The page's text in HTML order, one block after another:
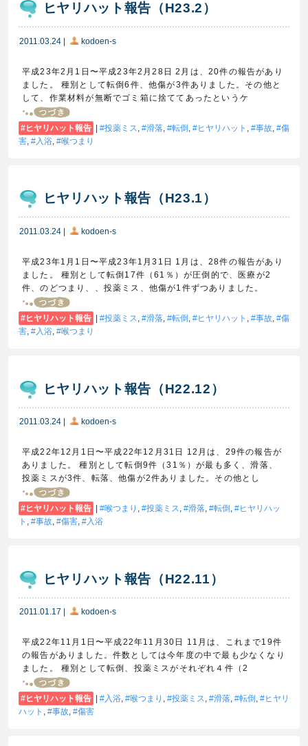
ヒヤリハット報告（H23.2）
2011.03.24 | kodoen-s
平成23年2月1日〜平成23年2月28日 2月は、20件の報告があり
ました。 種別として転倒6件、他傷が3件ありました。その他と
して、作業材料が無断でゴミ箱に捨ててあったというケ
ヒヤリハット報告 | 投薬ミス, 滑落, 転倒, ヒヤリハット , 事故,
傷
害, 入浴, 喉つまり
ヒヤリハット報告（H23.1）
2011.03.24 kodoen-s
平成23年1月1日〜平成23年1月31日 1月は、28件の報告があり
ました。 種別として転倒17件（61％）が圧倒的で、医療が2
件、のどつまり、、投薬ミス、他傷が1件ずつありました。
ヒヤリハット報告 投薬ミス, 滑落, 転倒 , ヒヤリハット , 事故,
傷
害, 入浴, 喉つまり
ヒヤリハット報告（H22.12）
2011.03.24 kodoen-s
平成22年12月1日〜平成22年12月31日 12月は、29件の報告が
ありました。 種別として転倒9件（31％）が最も多く、滑落、
投薬ミスが3件、転落、他傷が2件ありました。その他とし
ヒヤリハット報告 喉つまり , 投薬ミス, 滑落, 転倒 ,
ヒヤリハッ
ト , 事故, 傷害, 入浴
ヒヤリハット報告（H22.11）
2011.01.17 kodoen-s
平成22年11月1日〜平成22年11月30日 11月は、これまで19件
の報告がありました。件数としては今年度の中で最も少なくなり
ました。 種別として転倒、投薬ミスがそれぞれ４件（2
ヒヤリハット報告 入浴, 喉つまり , 投薬ミス, 滑落, 転倒 ,
ヒヤリ
ハット , 事故, 傷害